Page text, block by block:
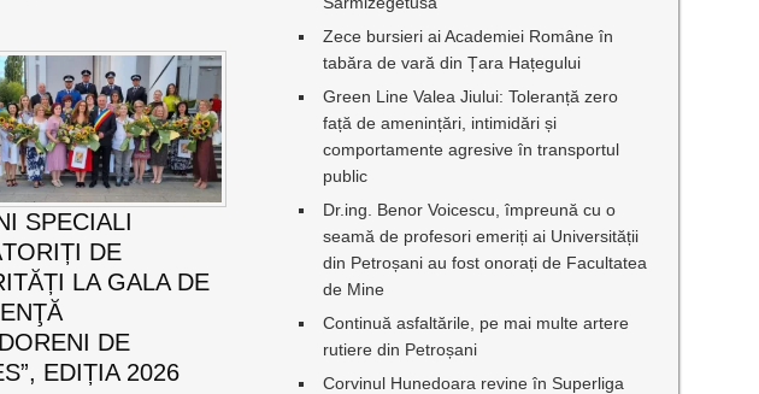
SPECIALI
DE
LA GALA DE
DE
EDIȚIA 2026
Zece bursieri ai Academiei Române în
tabăra de vară din Țara Hațegului
Green Line Valea Jiului: Toleranță zero
față de amenințări, intimidări și
comportamente agresive în transportul
public
Dr.ing. Benor Voicescu, împreună cu o
seamă de profesori emeriți ai Universității
din Petroșani au fost onorați de Facultatea
de Mine
Continuă asfaltările, pe mai multe artere
rutiere din Petroșani
Corvinul Hunedoara revine în Superliga